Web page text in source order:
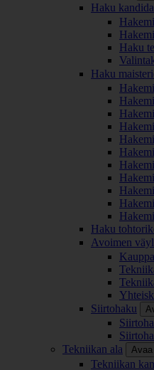
Haku
Haku
Haku
Haku
Avoimen
Siirtohaku
Tekniikan ala
Tekniikan